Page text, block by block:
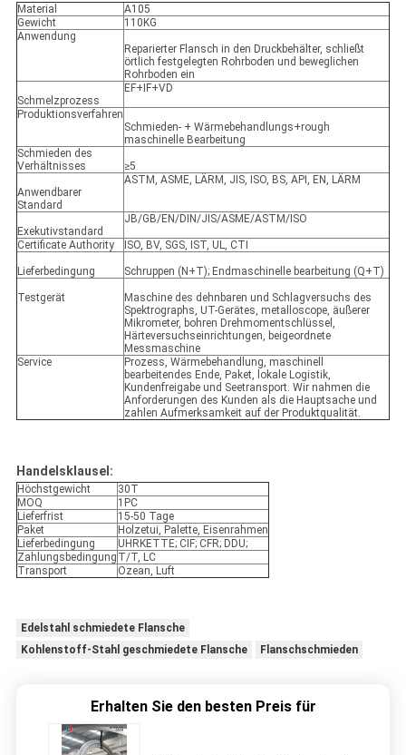
Material
A105
Gewicht
110KG
Anwendung
Reparierter Flansch in den Druckbehälter, schließt
örtlich festgelegten Rohrboden und beweglichen
Rohrboden ein
Schmelzprozess
EF+IF+VD
Produktionsverfahren
Schmieden- + Wärmebehandlungs+rough
maschinelle Bearbeitung
Schmieden des
Verhältnisses
≥5
Anwendbarer
Standard
ASTM, ASME, LÄRM, JIS, ISO, BS, API, EN, LÄRM
Exekutivstandard
JB/GB/EN/DIN/JIS/ASME/ASTM/ISO
Certificate Authority ISO, BV, SGS, IST, UL, CTI
Lieferbedingung Schruppen (N+T); Endmaschinelle bearbeitung (Q+T)
Testgerät
Maschine des dehnbaren und Schlagversuchs des
Spektrographs, UT-Gerätes, metalloscope, äußerer
Mikrometer, bohren Drehmomentschlüssel,
Härteversuchseinrichtungen, beigeordnete
Messmaschine
Service
Prozess, Wärmebehandlung, maschinell
bearbeitendes Ende, Paket, lokale Logistik,
Kundenfreigabe und Seetransport. Wir nahmen die
Anforderungen des Kunden als die Hauptsache und
zahlen Aufmerksamkeit auf der Produktqualität.
Handelsklausel:
Höchstgewicht
30T
MOQ
1PC
Lieferfrist
15-50 Tage
Paket
Holzetui, Palette, Eisenrahmen
Lieferbedingung
UHRKETTE; CIF; CFR; DDU;
Zahlungsbedingung T/T, LC
Transport
Ozean, Luft
Edelstahl schmiedete Flansche
Kohlenstoff-Stahl geschmiedete Flansche
Flanschschmieden
Erhalten Sie den besten Preis für